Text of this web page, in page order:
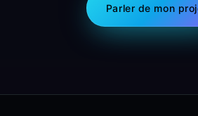
Parler de mon